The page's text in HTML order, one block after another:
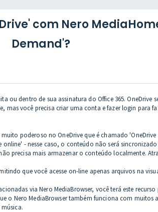
com Nero
Demand'?
ou dentro de sua assinatura do Office 365.
mas você precisa criar uma conta e fazer login para
poderoso no OneDrive que é chamado 'OneDrive
- nesse caso, o conteúdo não será
precisa mais armazenar o conteúdo localmente.
que você acesse on-line apenas arquivos na
via Nero MediaBrowser, você terá este
o Nero MediaBrowser também funciona com